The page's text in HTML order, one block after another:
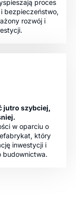
proces
bezpieczeństwo,
rozwój i
jutro szybciej,
w oparciu o
który
inwestycji i
budownictwa.